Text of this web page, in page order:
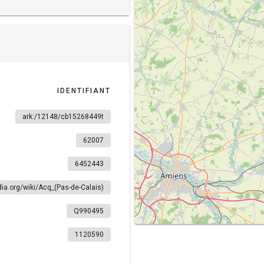
IDENTIFIANT
ark:/12148/cb15268449t
62007
6452443
wiki/Acq_(Pas-de-Calais)
Q990495
1120590